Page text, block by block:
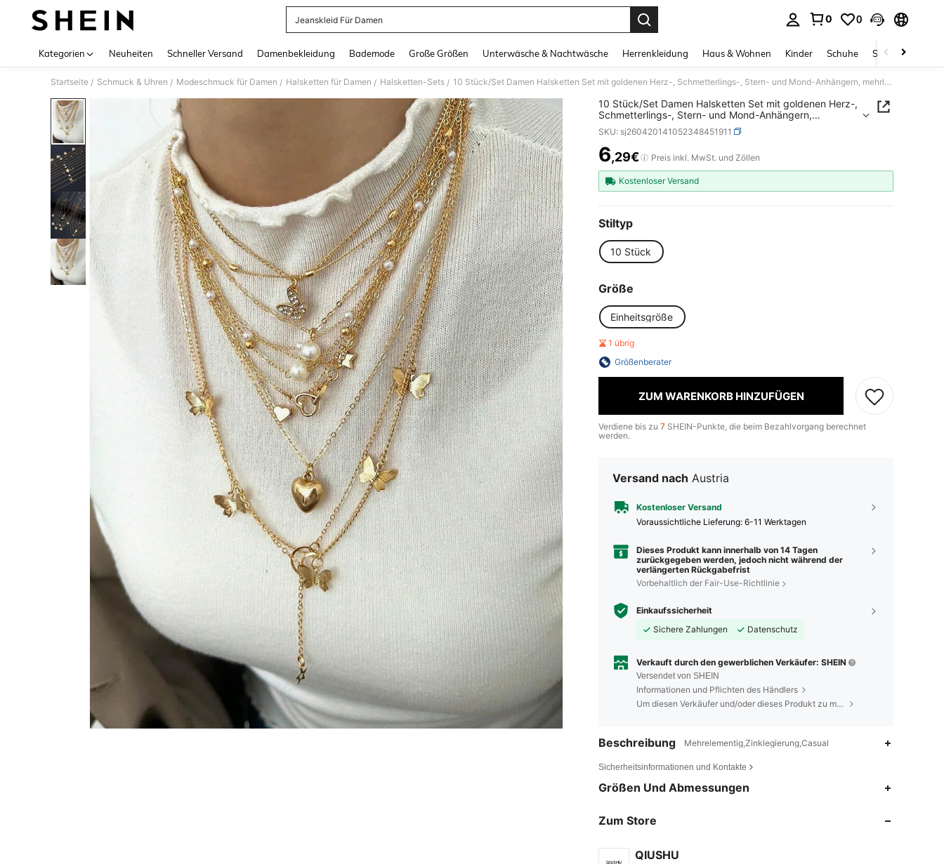
Jeanskleid Für Damen
0 0
Kategorien Neuheiten Schneller Versand Damenbekleidung Bademode Große Größen Unterwäsche & Nachtwäsche Herrenkleidung Haus & Wohnen Kinder Schuhe Schmuck &
Startseite / Schmuck & Uhren / Modeschmuck für Damen / Halsketten für Damen / Halsketten-Sets / 10 Stück/Set Damen Halsketten Set mit goldenen Herz-, Schmetterlings-, Stern- und Mond-Anhängern, mehrlagige Choker Halsketten, modisch minimalistisch elegant vielseitig für Alltag, Party, Urlaub, Geschenk
10 Stück/Set Damen Halsketten Set mit goldenen Herz-,
Schmetterlings-, Stern- und Mond-Anhängern,
mehrlagige Choker Halsketten, modisch minimalistisch
elegant vielseitig für Alltag, Party, Urlaub, Geschenk
SKU: sj260420141052348451911
PRICE AND AVAILABILITY
6,29€ Preis inkl. MwSt. und Zöllen
Kostenloser Versand
Stiltyp
10 Stück
Größe
Einheitsgröße
1 übrig
Größenberater
ZUM WARENKORB HINZUFÜGEN
Verdiene bis zu 7 SHEIN-Punkte, die beim Bezahlvorgang berechnet
werden.
Versand nach Austria
Kostenloser Versand
Voraussichtliche Lieferung: 6-11 Werktagen
Dieses Produkt kann innerhalb von 14 Tagen
zurückgegeben werden, jedoch nicht während der
verlängerten Rückgabefrist
Vorbehaltlich der Fair-Use-Richtlinie
Einkaufssicherheit
Sichere Zahlungen
Datenschutz
Verkauft durch den gewerblichen Verkäufer: SHEIN
Versendet von SHEIN
Informationen und Pflichten des Händlers
Um diesen Verkäufer und/oder dieses Produkt zu melden
Beschreibung Mehrelementig,Zinklegierung,Casual
Sicherheitsinformationen und Kontakte
Größen Und Abmessungen
Zum Store
QIUSHU